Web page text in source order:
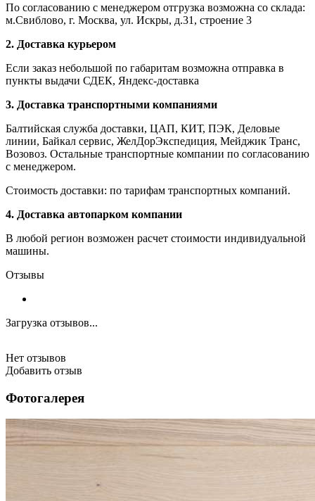
По согласованию с менеджером отгрузка возможна со склада:
м.Свиблово, г. Москва, ул. Искры, д.31, строение 3
2. Доставка курьером
Если заказ небольшой по габаритам возможна отправка в
пункты выдачи СДЕК, Яндекс-доставка
3. Доставка транспортными компаниями
Балтийская служба доставки, ЦАП, КИТ, ПЭК, Деловые
линии, Байкал сервис, ЖелДорЭкспедиция, Мейджик Транс,
Возовоз. Остальные транспортные компании по согласованию
с менеджером.
Стоимость доставки: по тарифам транспортных компаний.
4. Доставка автопарком компании
В любой регион возможен расчет стоимости индивидуальной
машины.
Отзывы
Загрузка отзывов...
Нет отзывов
Добавить отзыв
Фотогалерея